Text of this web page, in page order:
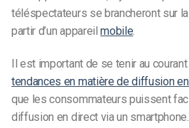
téléspectateurs se brancheront sur la
partir d’un appareilmobile.
Il est important de se tenir au
tendances en matière de diffusion
que les consommateurs puissent
diffusion en direct via un smartphone.